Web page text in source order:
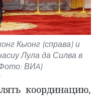
Кыонг (справа) и
Лула да Силва в
ВИA)
координацию,